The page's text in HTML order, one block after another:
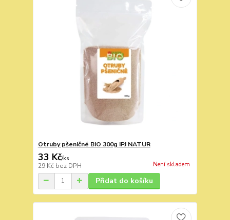
Otruby pšeničné BIO 300g IPJ NATUR
33 Kč/ks
29 Kč bez DPH Není skladem
Přidat do košíku